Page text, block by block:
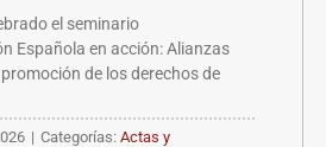
el seminario
Española en acción: Alianzas
de los derechos de
| Categorías:Actas y